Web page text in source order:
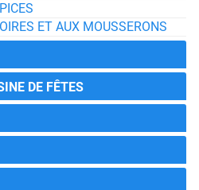
ET AUX MOUSSERONS
DE FÊTES